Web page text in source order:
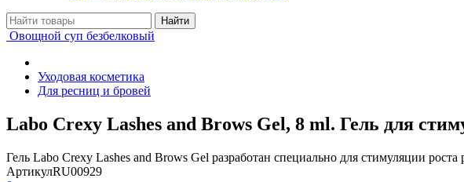
Овощной суп безбелковый
Уходовая косметика
Для ресниц и бровей
Labo Crexy Lashes and Brows Gel, 8 ml. Гель для
Гель Labo Crexy Lashes and Brows Gel разработан специально для стимуляции
АртикулRU00929